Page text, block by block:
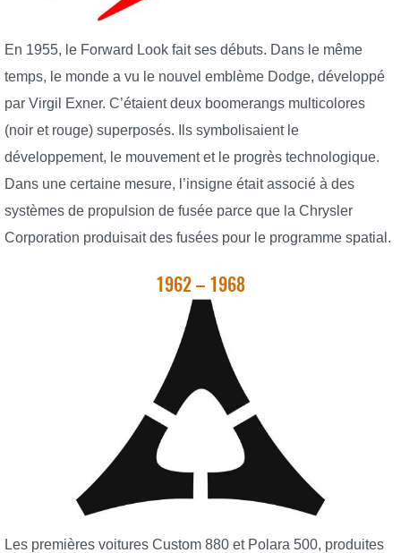
En 1955, le Forward Look fait ses débuts. Dans le même
temps, le monde a vu le nouvel emblème Dodge, développé
par Virgil Exner. C’étaient deux boomerangs multicolores
(noir et rouge) superposés. Ils symbolisaient le
développement, le mouvement et le progrès technologique.
Dans une certaine mesure, l’insigne était associé à des
systèmes de propulsion de fusée parce que la Chrysler
Corporation produisait des fusées pour le programme spatial.
1962 – 1968
Les premières voitures Custom 880 et Polara 500, produites